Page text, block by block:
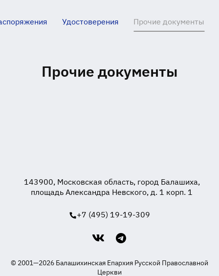
Удостоверения Прочие документы
Прочие документы
143900, Московская область, город Балашиха,
площадь Александра Невского, д. 1 корп. 1
+7 (495) 19-19-309
© 2001—2026 Балашихинская Епархия Русской Православной
Церкви